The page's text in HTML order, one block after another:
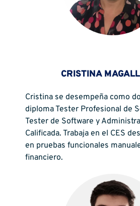
CRISTINA
Cristina se desempeña como
diploma Tester Profesional de
Tester de Software y
Calificada. Trabaja en el CES
en pruebas funcionales
financiero.